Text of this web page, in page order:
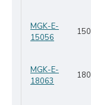
MGK-E-
15056
150
MGK-E-
18063
180